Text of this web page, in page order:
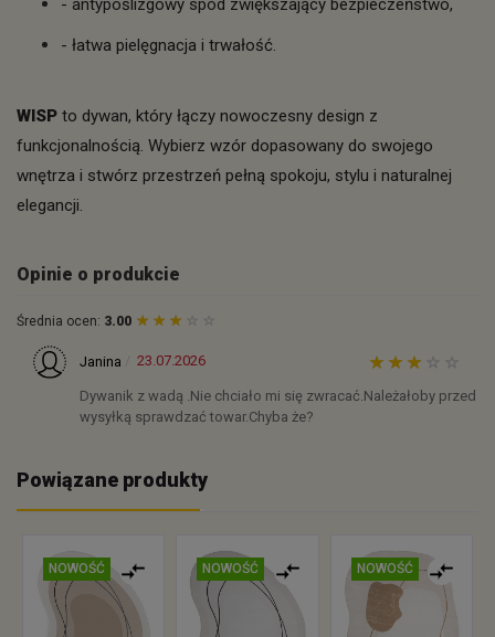
- antypoślizgowy spód zwiększający bezpieczeństwo,
- łatwa pielęgnacja i trwałość.
WISP to dywan, który łączy nowoczesny design z
funkcjonalnością. Wybierz wzór dopasowany do swojego
wnętrza i stwórz przestrzeń pełną spokoju, stylu i naturalnej
elegancji.
Opinie o produkcie
Średnia ocen: 3.00
Janina 23.07.2026
Dywanik z wadą .Nie chciało mi się zwracać.Należałoby przed
wysyłką sprawdzać towar.Chyba że?
Powiązane produkty
NOWOŚĆ NOWOŚĆ NOWOŚĆ